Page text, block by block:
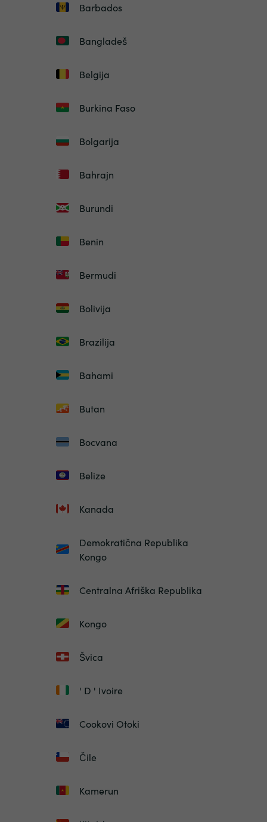
Barbados
Bangladeš
Belgija
Burkina Faso
Bolgarija
Bahrajn
Burundi
Benin
Bermudi
Bolivija
Brazilija
Bahami
Butan
Bocvana
Belize
Kanada
Demokratična Republika
Kongo
Centralna Afriška Republika
Kongo
Švica
' D ' Ivoire
Cookovi Otoki
Čile
Kamerun